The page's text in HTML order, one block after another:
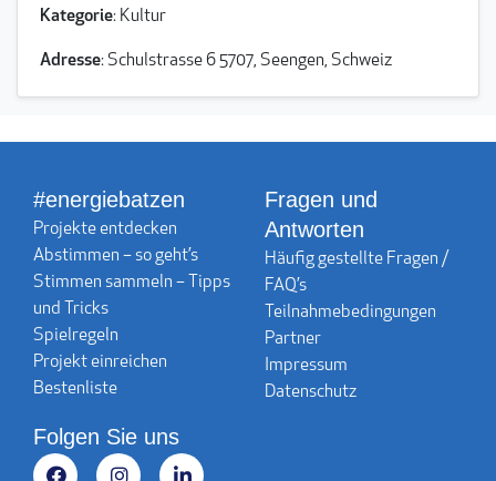
Kategorie: Kultur
Adresse: Schulstrasse 6 5707, Seengen, Schweiz
#energiebatzen
Projekte entdecken
Abstimmen – so geht’s
Stimmen sammeln – Tipps
und Tricks
Spielregeln
Projekt einreichen
Bestenliste
Fragen und
Antworten
Häufig gestellte Fragen /
FAQ’s
Teilnahmebedingungen
Partner
Impressum
Datenschutz
Folgen Sie uns